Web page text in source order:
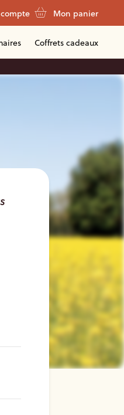
Mon panier
Coffrets cadeaux